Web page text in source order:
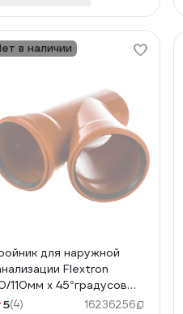
в наличии
для наружной
Flextron
110мм х 45°градусов
KN70111145
5(4) 16236256